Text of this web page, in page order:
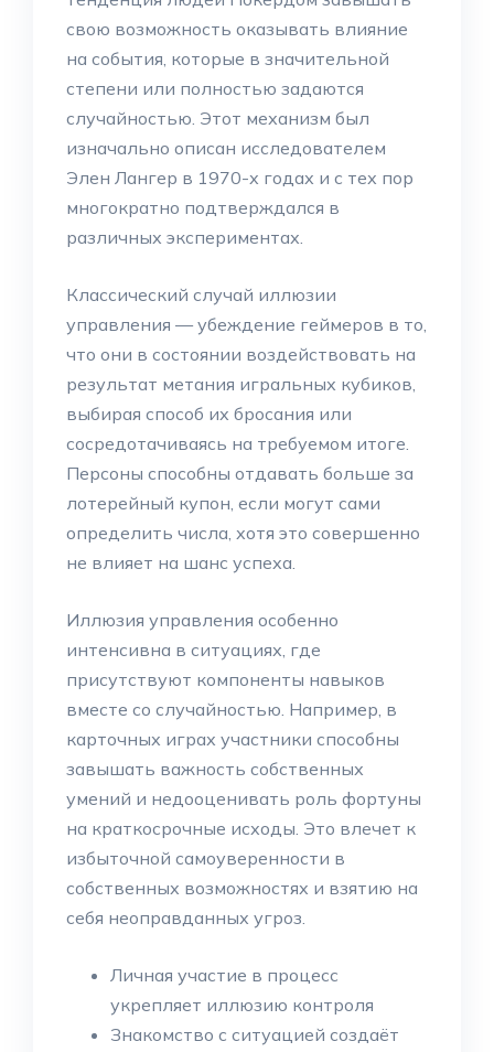
свою возможность оказывать влияние
на события, которые в значительной
степени или полностью задаются
случайностью. Этот механизм был
изначально описан исследователем
Элен Лангер в 1970-х годах и с тех пор
многократно подтверждался в
различных экспериментах.
Классический случай иллюзии
управления — убеждение геймеров в то,
что они в состоянии воздействовать на
результат метания игральных кубиков,
выбирая способ их бросания или
сосредотачиваясь на требуемом итоге.
Персоны способны отдавать больше за
лотерейный купон, если могут сами
определить числа, хотя это совершенно
не влияет на шанс успеха.
Иллюзия управления особенно
интенсивна в ситуациях, где
присутствуют компоненты навыков
вместе со случайностью. Например, в
карточных играх участники способны
завышать важность собственных
умений и недооценивать роль фортуны
на краткосрочные исходы. Это влечет к
избыточной самоуверенности в
собственных возможностях и взятию на
себя неоправданных угроз.
Личная участие в процесс
укрепляет иллюзию контроля
Знакомство с ситуацией создаёт